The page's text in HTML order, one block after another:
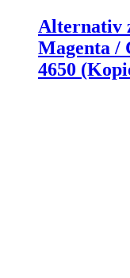
Alternativ
Magenta /
4650